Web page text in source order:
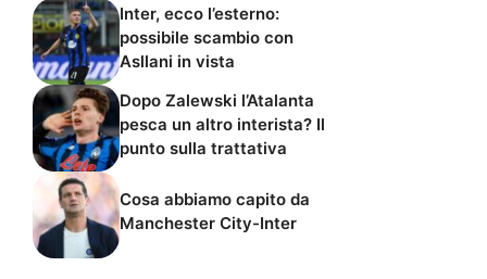
Inter, ecco l’esterno:
possibile scambio con
Asllani in vista
Dopo Zalewski l’Atalanta
pesca un altro interista? Il
punto sulla trattativa
Cosa abbiamo capito da
Manchester City-Inter